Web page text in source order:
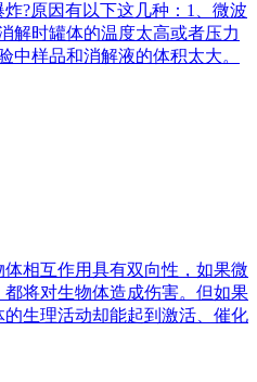
?原因有以下这几种：1、微波
解时罐体的温度太高或者压力
中样品和消解液的体积太大。
相互作用具有双向性，如果微
将对生物体造成伤害。但如果
生理活动却能起到激活、催化